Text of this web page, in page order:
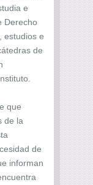
e
Derecho
estudios e
de
que
de la
de
informan